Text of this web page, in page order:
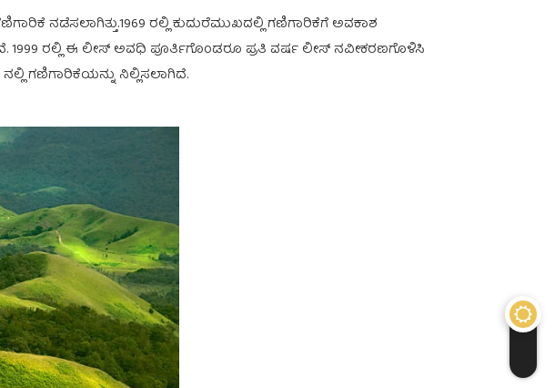
ನಡೆಸಲಾಗಿತ್ತು.1969 ರಲ್ಲಿ ಕುದುರೆಮುಖದಲ್ಲಿ ಗಣಿಗಾರಿಕೆಗೆ ಅವಕಾಶ
1999 ರಲ್ಲಿ ಈ ಲೀಸ್ ಅವಧಿ ಪೂರ್ತಿಗೊಂಡರೂ ಪ್ರತಿ ವರ್ಷ ಲೀಸ್ ನವೀಕರಣಗೊಳಿಸಿ
ಗಣಿಗಾರಿಕೆಯನ್ನು ನಿಲ್ಲಿಸಲಾಗಿದೆ.